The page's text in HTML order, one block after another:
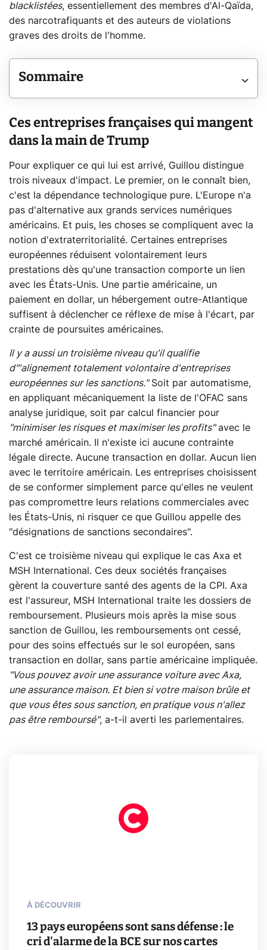
blacklistées, essentiellement des membres d'Al-Qaïda,
des narcotrafiquants et des auteurs de violations
graves des droits de l'homme.
Sommaire
Ces entreprises françaises qui mangent
dans la main de Trump
Pour expliquer ce qui lui est arrivé, Guillou distingue
trois niveaux d'impact. Le premier, on le connaît bien,
c'est la dépendance technologique pure. L'Europe n'a
pas d'alternative aux grands services numériques
américains. Et puis, les choses se compliquent avec la
notion d'extraterritorialité. Certaines entreprises
européennes réduisent volontairement leurs
prestations dès qu'une transaction comporte un lien
avec les États-Unis. Une partie américaine, un
paiement en dollar, un hébergement outre-Atlantique
suffisent à déclencher ce réflexe de mise à l'écart, par
crainte de poursuites américaines.
Il y a aussi un troisième niveau qu'il qualifie
d"'alignement totalement volontaire d'entreprises
européennes sur les sanctions."Soit par automatisme,
en appliquant mécaniquement la liste de l'OFAC sans
analyse juridique, soit par calcul financier pour
"minimiser les risques et maximiser les profits"avec le
marché américain. Il n'existe ici aucune contrainte
légale directe. Aucune transaction en dollar. Aucun lien
avec le territoire américain. Les entreprises choisissent
de se conformer simplement parce qu'elles ne veulent
pas compromettre leurs relations commerciales avec
les États-Unis, ni risquer ce que Guillou appelle des
"désignations de sanctions secondaires".
C'est ce troisième niveau qui explique le cas Axa et
MSH International. Ces deux sociétés françaises
gèrent la couverture santé des agents de la CPI. Axa
est l'assureur, MSH International traite les dossiers de
remboursement. Plusieurs mois après la mise sous
sanction de Guillou, les remboursements ont cessé,
pour des soins effectués sur le sol européen, sans
transaction en dollar, sans partie américaine impliquée.
"Vous pouvez avoir une assurance voiture avec Axa,
une assurance maison. Et bien si votre maison brûle et
que vous êtes sous sanction, en pratique vous n'allez
pas être remboursé", a-t-il averti les parlementaires.
À DÉCOUVRIR
13 pays européens sont sans défense : le
cri d'alarme de la BCE sur nos cartes